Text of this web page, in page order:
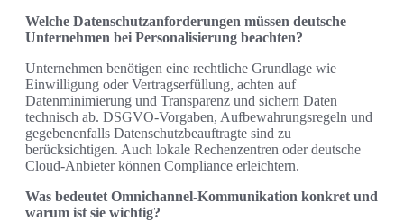
Welche Datenschutzanforderungen müssen deutsche
Unternehmen bei Personalisierung beachten?
Unternehmen benötigen eine rechtliche Grundlage wie
Einwilligung oder Vertragserfüllung, achten auf
Datenminimierung und Transparenz und sichern Daten
technisch ab. DSGVO‑Vorgaben, Aufbewahrungsregeln und
gegebenenfalls Datenschutzbeauftragte sind zu
berücksichtigen. Auch lokale Rechenzentren oder deutsche
Cloud‑Anbieter können Compliance erleichtern.
Was bedeutet Omnichannel‑Kommunikation konkret und
warum ist sie wichtig?